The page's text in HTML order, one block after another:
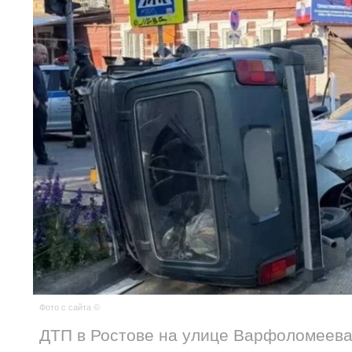
Фото с сайта ©
ДТП в Ростове на улице Варфоломеева